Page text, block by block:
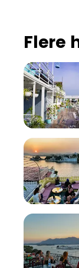
Flere